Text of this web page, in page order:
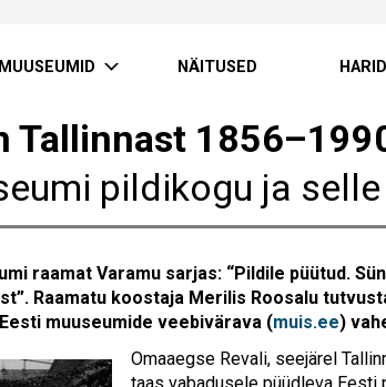
NÄITUSED
Tallinnast
pildikogu ja
raamat Varamu sarjas: “Pildile püütud.
Raamatu koostaja Merilis Roosalu
muuseumide veebivärava (muis.ee)
Omaaegse Revali, seejärel